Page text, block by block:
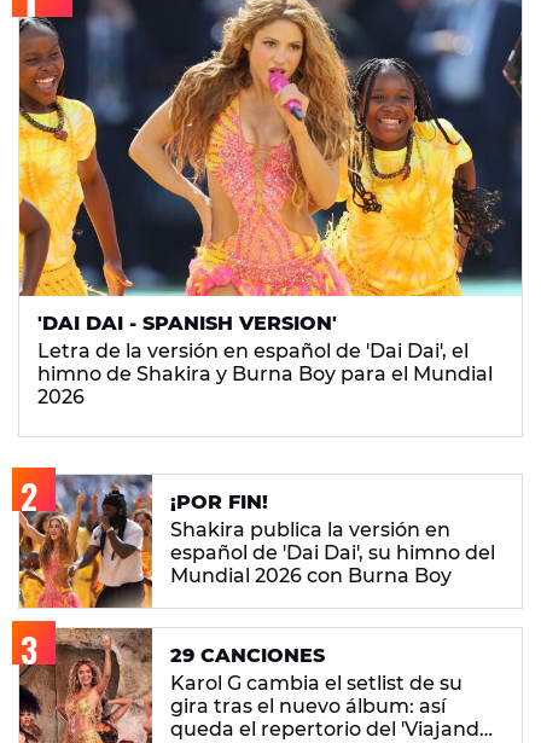
'DAI DAI - SPANISH VERSION'
Letra de la versión en español de 'Dai Dai', el
himno de Shakira y Burna Boy para el Mundial
2026
¡POR FIN!
Shakira publica la versión en
español de 'Dai Dai', su himno del
Mundial 2026 con Burna Boy
29 CANCIONES
Karol G cambia el setlist de su
gira tras el nuevo álbum: así
queda el repertorio del 'Viajando